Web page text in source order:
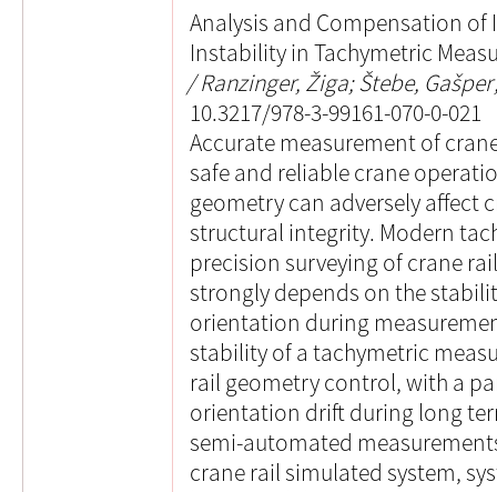
Analysis and Compensation
Instability in Tachymetric
Ranzinger, Žiga; Štebe,
10.3217/978-3-99161-070-0-021
Accurate measurement of
safe and reliable crane
geometry can adversely affect
structural integrity. Modern
precision surveying of crane
strongly depends on the
orientation during
stability of a tachymetric
rail geometry control, with a
orientation drift during long
semi-automated
crane rail simulated system,